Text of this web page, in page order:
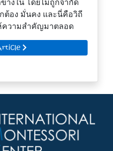
ต้อง มั่นคง และนี่คือวิถี
ความสำคัญมาตลอด